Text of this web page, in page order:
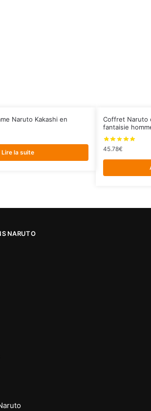
Naruto Kakashi en
Lire la suite
Coffret Naruto
fantaisie
45.78€
NARUTO